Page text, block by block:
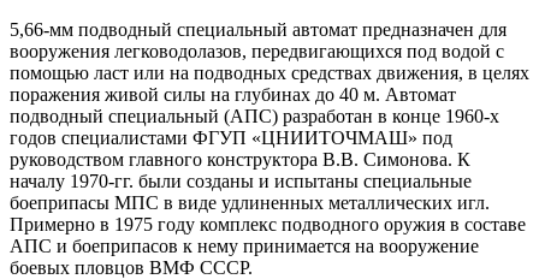
5,66-мм подводный специальный автомат предназначен для
вооружения легководолазов, передвигающихся под водой с
помощью ласт или на подводных средствах движения, в целях
поражения живой силы на глубинах до 40 м. Автомат
подводный специальный (АПС) разработан в конце 1960-х
годов специалистами ФГУП «ЦНИИТОЧМАШ» под
руководством главного конструктора В.В. Симонова. К
началу 1970-гг. были созданы и испытаны специальные
боеприпасы МПС в виде удлиненных металлических игл.
Примерно в 1975 году комплекс подводного оружия в составе
АПС и боеприпасов к нему принимается на вооружение
боевых пловцов ВМФ СССР.